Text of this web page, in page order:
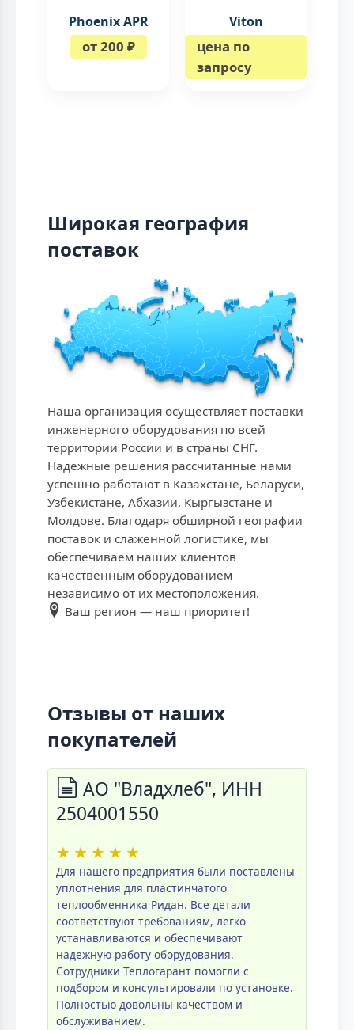
Phoenix APR
от 200 ₽
Viton
цена по
запросу
Широкая география
поставок
Наша организация осуществляет поставки
инженерного оборудования по всей
территории России и в страны СНГ.
Надёжные решения рассчитанные нами
успешно работают в Казахстане, Беларуси,
Узбекистане, Абхазии, Кыргызстане и
Молдове. Благодаря обширной географии
поставок и слаженной логистике, мы
обеспечиваем наших клиентов
качественным оборудованием
независимо от их местоположения.
Ваш регион — наш приоритет!
Отзывы от наших
покупателей
АО "Владхлеб", ИНН
2504001550
★ ★ ★ ★ ★
Для нашего предприятия были поставлены
уплотнения для пластинчатого
теплообменника Ридан. Все детали
соответствуют требованиям, легко
устанавливаются и обеспечивают
надежную работу оборудования.
Сотрудники Теплогарант помогли с
подбором и консультировали по установке.
Полностью довольны качеством и
обслуживанием.